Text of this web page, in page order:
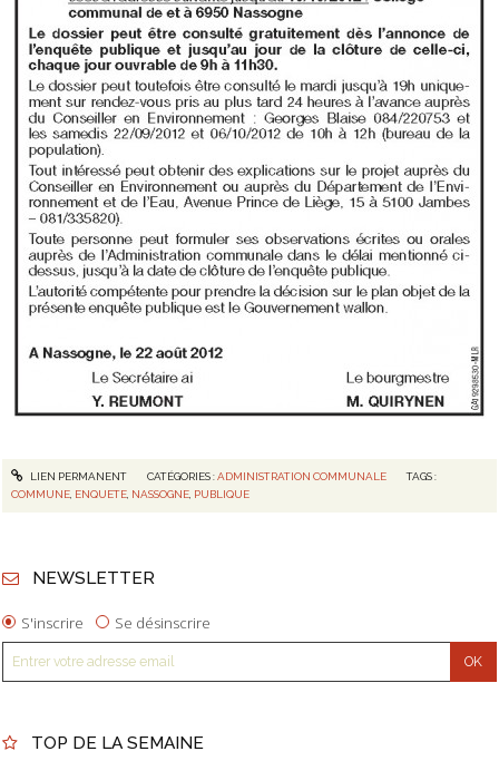
LIEN PERMANENT CATÉGORIES :ADMINISTRATION COMMUNALE
TAGS :
COMMUNE, ENQUETE, NASSOGNE, PUBLIQUE
NEWSLETTER
S'inscrire Se désinscrire
TOP DE LA SEMAINE